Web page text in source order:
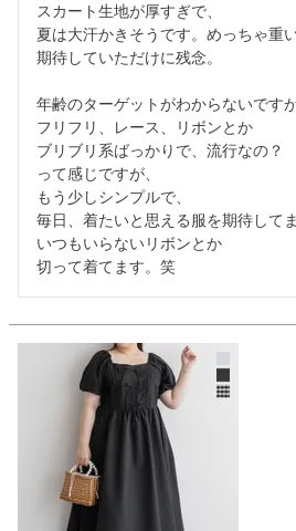
スカート生地が厚すぎで、
夏は大汗かきそうです。めっちゃ重い
期待していただけに残念。
年齢のターゲットがわからないですが
フリフリ、レース、リボンとか
ブリブリ系ばっかりで、流行なの？
って感じですが、
もう少しシンプルで、
毎日、着たいと思える服を期待してま
いつもいらないリボンとか
切って着てます。笑